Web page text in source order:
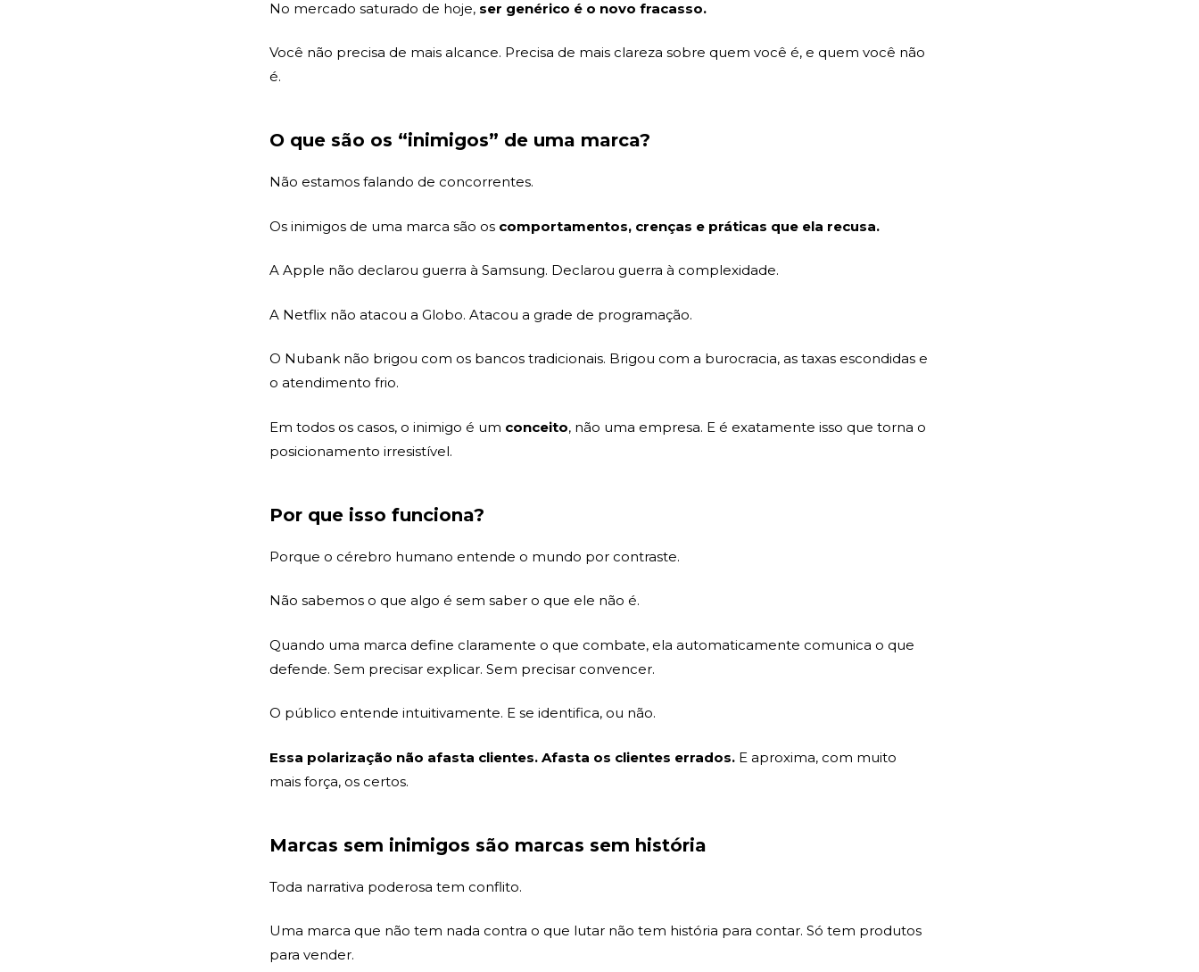
No mercado saturado de hoje, ser genérico é o novo fracasso.
Você não precisa de mais alcance. Precisa de mais clareza sobre quem você é, e quem você não
é.
O que são os “inimigos” de uma marca?
Não estamos falando de concorrentes.
Os inimigos de uma marca são os comportamentos, crenças e práticas que ela recusa.
A Apple não declarou guerra à Samsung. Declarou guerra à complexidade.
A Netflix não atacou a Globo. Atacou a grade de programação.
O Nubank não brigou com os bancos tradicionais. Brigou com a burocracia, as taxas escondidas e
o atendimento frio.
Em todos os casos, o inimigo é um conceito, não uma empresa. E é exatamente isso que torna o
posicionamento irresistível.
Por que isso funciona?
Porque o cérebro humano entende o mundo por contraste.
Não sabemos o que algo é sem saber o que ele não é.
Quando uma marca define claramente o que combate, ela automaticamente comunica o que
defende. Sem precisar explicar. Sem precisar convencer.
O público entende intuitivamente. E se identifica, ou não.
Essa polarização não afasta clientes. Afasta os clientes errados. E aproxima, com muito
mais força, os certos.
Marcas sem inimigos são marcas sem história
Toda narrativa poderosa tem conflito.
Uma marca que não tem nada contra o que lutar não tem história para contar. Só tem produtos
para vender.